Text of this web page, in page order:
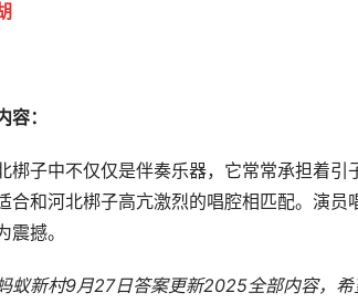
容：
梆子中不仅仅是伴奏乐器，它常常承担着
合和河北梆子高亢激烈的唱腔相匹配。演
震撼。
蚁新村9月27日答案更新2025全部内容，希